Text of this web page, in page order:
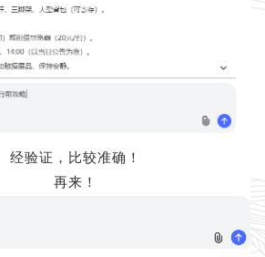
经验证，比较准确！
再来！